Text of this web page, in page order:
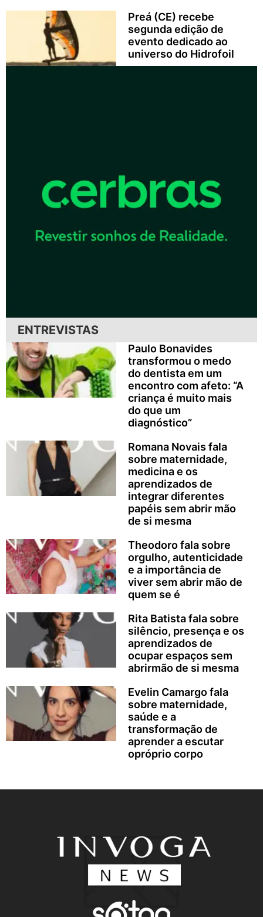
Preá (CE) recebe
segunda edição de
evento dedicado ao
universo do Hidrofoil
ENTREVISTAS
Paulo Bonavides
transformou o medo
do dentista em um
encontro com afeto: “A
criança é muito mais
do que um
diagnóstico”
Romana Novais fala
sobre maternidade,
medicina e os
aprendizados de
integrar diferentes
papéis sem abrir mão
de si mesma
Theodoro fala sobre
orgulho, autenticidade
e a importância de
viver sem abrir mão de
quem se é
Rita Batista fala sobre
silêncio, presença e os
aprendizados de
ocupar espaços sem
abrirmão de si mesma
Evelin Camargo fala
sobre maternidade,
saúde e a
transformação de
aprender a escutar
opróprio corpo